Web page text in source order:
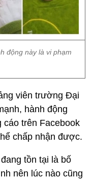
động này là vi phạm
viên trường Đại
hành động
cáo trên Facebook
chấp nhận được.
tồn tại là bố
nên lúc nào cũng